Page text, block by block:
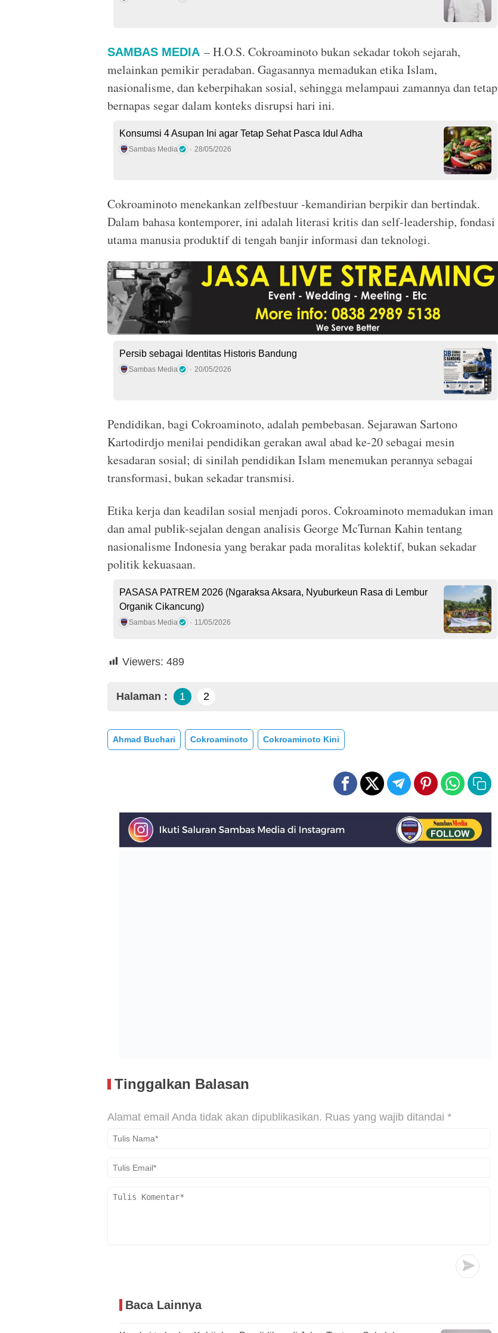
SAMBAS MEDIA – H.O.S. Cokroaminoto bukan sekadar tokoh sejarah,
melainkan pemikir peradaban. Gagasannya memadukan etika Islam,
nasionalisme, dan keberpihakan sosial, sehingga melampaui zamannya dan tetap
bernapas segar dalam konteks disrupsi hari ini.
Konsumsi 4 Asupan Ini agar Tetap Sehat Pasca Idul Adha
Sambas Media 28/05/2026
Cokroaminoto menekankan zelfbestuur -kemandirian berpikir dan bertindak.
Dalam bahasa kontemporer, ini adalah literasi kritis dan self-leadership, fondasi
utama manusia produktif di tengah banjir informasi dan teknologi.
Persib sebagai Identitas Historis Bandung
Sambas Media 20/05/2026
Pendidikan, bagi Cokroaminoto, adalah pembebasan. Sejarawan Sartono
Kartodirdjo menilai pendidikan gerakan awal abad ke-20 sebagai mesin
kesadaran sosial; di sinilah pendidikan Islam menemukan perannya sebagai
transformasi, bukan sekadar transmisi.
Etika kerja dan keadilan sosial menjadi poros. Cokroaminoto memadukan iman
dan amal publik-sejalan dengan analisis George McTurnan Kahin tentang
nasionalisme Indonesia yang berakar pada moralitas kolektif, bukan sekadar
politik kekuasaan.
PASASA PATREM 2026 (Ngaraksa Aksara, Nyuburkeun Rasa di Lembur
Organik Cikancung)
Sambas Media 11/05/2026
Viewers: 489
Halaman : 1 2
Ahmad Buchari Cokroaminoto Cokroaminoto Kini
Tinggalkan Balasan
Alamat email Anda tidak akan dipublikasikan. Ruas yang wajib ditandai *
Baca Lainnya